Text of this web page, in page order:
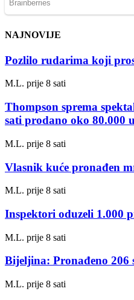
NAJNOVIJE
Pozlilo rudarima koji
M.L. prije 8 sati
Thompson sprema
sati prodano oko 80.000
M.L. prije 8 sati
Vlasnik kuće pronađen
M.L. prije 8 sati
Inspektori oduzeli 1.000
M.L. prije 8 sati
Bijeljina: Pronađeno
M.L. prije 8 sati